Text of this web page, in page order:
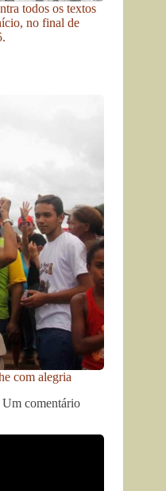
todos os textos
no final de
com alegria
Um comentário